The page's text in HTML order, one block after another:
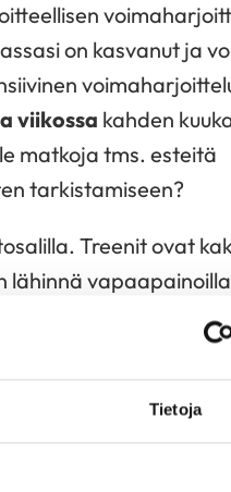
Tietoja
on kasvanut ja
viikossa kahden
matkoja tms. esteitä
tarkistamiseen?
Treenit ovat
lähinnä
liittyvästä
on molemmille ryhmille